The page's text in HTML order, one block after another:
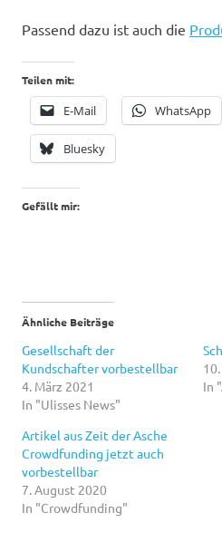
Passend dazu ist auch die
Teilen mit:
E-Mail WhatsApp
Bluesky
Gefällt mir:
Ähnliche Beiträge
Gesellschaft der
Kundschafter vorbestellbar
4. März 2021
In "Ulisses News"
In
Artikel aus Zeit der Asche
Crowdfunding jetzt auch
vorbestellbar
7. August 2020
In "Crowdfunding"